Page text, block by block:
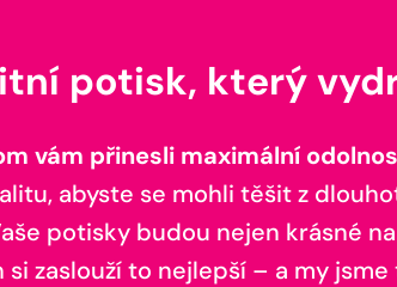
potisk, který
vám přinesli maximální
abyste se mohli těšit z
potisky budou nejen krásné
si zaslouží to nejlepší – a my